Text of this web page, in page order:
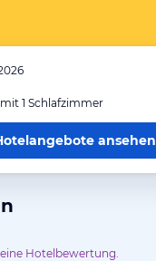
1 Schlafzimmer
ansehen
Hotelbewertung.